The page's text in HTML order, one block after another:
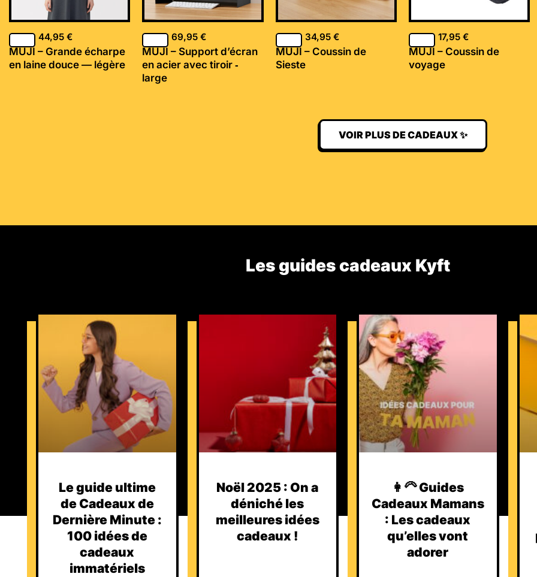
44,95 €
MUJI – Grande écharpe
en laine douce — légère
69,95€
MUJI – Support d’écran
en acier avec tiroir ‐
large
34,95 €
MUJI – Coussin de
Sieste
17,95 €
MUJI – Coussin de
voyage
VOIR PLUS DE CADEAUX ✨
Les guides cadeaux Kyft​
Le guide ultime
de Cadeaux de
Dernière Minute :
100 idées de
cadeaux
immatériels
Noël 2025 : On a
déniché les
meilleures idées
cadeaux !
👩‍🦳 Guides
Cadeaux Mamans
: Les cadeaux
qu’elles vont
adorer